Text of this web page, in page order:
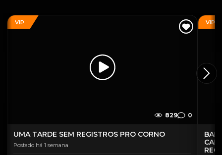
VIP
829 0
UMA TARDE SEM REGISTROS PRO CORNO
Postado há 1 semana
VIP